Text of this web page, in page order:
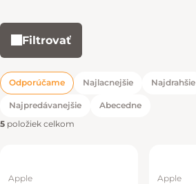
Filtrovať
Radenie produktov
Odporúčame Najlacnejšie Najdrahšie
Najpredávanejšie
Abecedne
5 položiek celkom
Výpis produktov
Apple Apple